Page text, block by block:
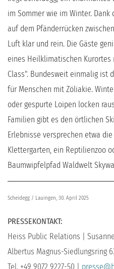
im Sommer wie im Winter. Dank
auf dem Pfänderrücken
Luft klar und rein. Die Gäste
eines Heilklimatischen Kurortes
Class". Bundesweit einmalig ist
für Menschen mit Zöliakie.
oder gespurte Loipen locken
Familien gibt es den örtlichen
Erlebnisse versprechen etwa
Klettergarten, ein Reptilienzoo
Baumwipfelpfad Waldwelt
Scheidegg / Lauingen, 30. April 2025
PRESSEKONTAKT:
Heiss Public Relations |
Albertus Magnus-Siedlungsring
Tel. +49 9072 9227-50 |